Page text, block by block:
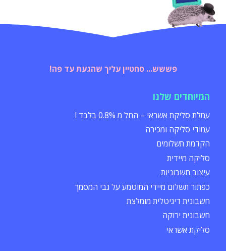
פששש... סחטיין עליך שהגעת עד פה!
המיוחדים שלנו
עמלת סליקת אשראי – החל מ 0.8% בלבד !
עמודי סליקה ומכירה
הקדמת תשלומים
סליקה מיידית
עיצוב חשבוניות
כפתור תשלום מיידי המוטמע על גבי המסמך
חשבונית דיגיטלית מומלצת
חשבונית ירוקה
סליקת אשראי